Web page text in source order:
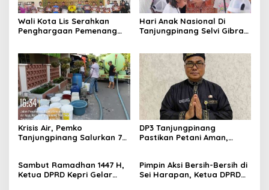
Wali Kota Lis Serahkan
Penghargaan Pemenang
Hidupkan Syiar Islam
Hari Anak Nasional Di
Tanjungpinang Selvi Gibran
Krisis Air, Pemko
Tanjungpinang Salurkan 75
DP3 Tanjungpinang
Pastikan Petani Aman,
Sambut Ramadhan 1447 H,
Ketua DPRD Kepri Gelar
Pimpin Aksi Bersih-Bersih di
Sei Harapan, Ketua DPRD